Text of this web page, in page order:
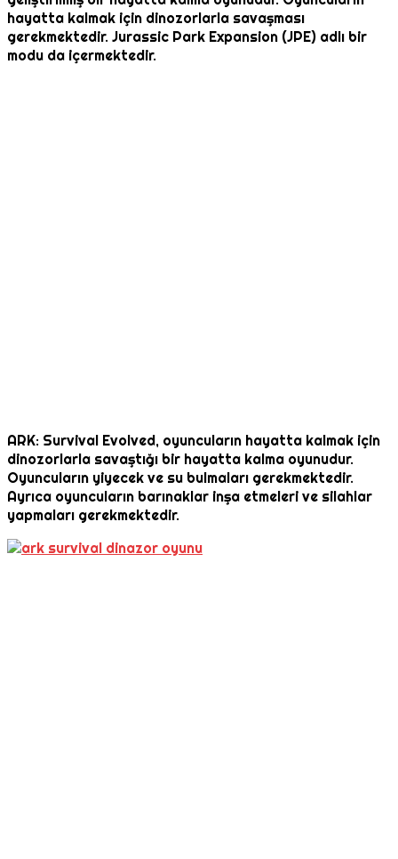
hayatta kalmak için dinozorlarla savaşması
gerekmektedir. Jurassic Park Expansion (JPE) adlı bir
modu da içermektedir.
ARK: Survival Evolved, oyuncuların hayatta kalmak için
dinozorlarla savaştığı bir hayatta kalma oyunudur.
Oyuncuların yiyecek ve su bulmaları gerekmektedir.
Ayrıca oyuncuların barınaklar inşa etmeleri ve silahlar
yapmaları gerekmektedir.